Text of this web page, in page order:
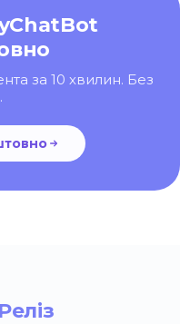
за 10 хвилин. Без
Реліз